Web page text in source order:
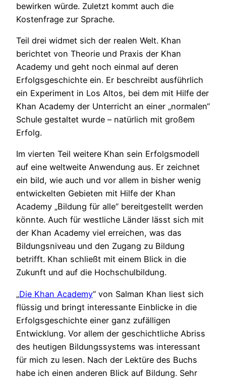
bewirken würde. Zuletzt kommt auch die
Kostenfrage zur Sprache.
Teil drei widmet sich der realen Welt. Khan
berichtet von Theorie und Praxis der Khan
Academy und geht noch einmal auf deren
Erfolgsgeschichte ein. Er beschreibt ausführlich
ein Experiment in Los Altos, bei dem mit Hilfe der
Khan Academy der Unterricht an einer „normalen“
Schule gestaltet wurde – natürlich mit großem
Erfolg.
Im vierten Teil weitere Khan sein Erfolgsmodell
auf eine weltweite Anwendung aus. Er zeichnet
ein bild, wie auch und vor allem in bisher wenig
entwickelten Gebieten mit Hilfe der Khan
Academy „Bildung für alle“ bereitgestellt werden
könnte. Auch für westliche Länder lässt sich mit
der Khan Academy viel erreichen, was das
Bildungsniveau und den Zugang zu Bildung
betrifft. Khan schließt mit einem Blick in die
Zukunft und auf die Hochschulbildung.
„Die Khan Academy“ von Salman Khan liest sich
flüssig und bringt interessante Einblicke in die
Erfolgsgeschichte einer ganz zufälligen
Entwicklung. Vor allem der geschichtliche Abriss
des heutigen Bildungssystems was interessant
für mich zu lesen. Nach der Lektüre des Buchs
habe ich einen anderen Blick auf Bildung. Sehr